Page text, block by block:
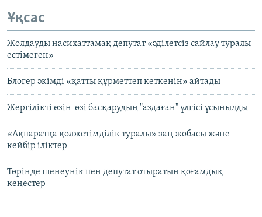
Ұқсас
Жолдауды насихаттамақ депутат «әділетсіз сайлау туралы
естімеген»
Блогер әкімді «қатты құрметтеп кеткенін» айтады
Жергілікті өзін-өзі басқарудың "аздаған" үлгісі ұсынылды
«Ақпаратқа қолжетімділік туралы» заң жобасы және
кейбір іліктер
Төрінде шенеунік пен депутат отыратын қоғамдық
кеңестер